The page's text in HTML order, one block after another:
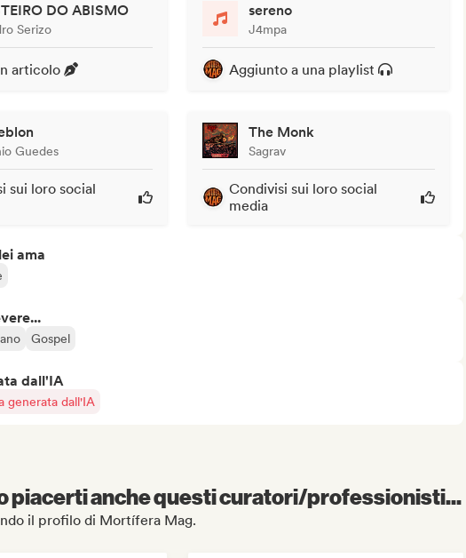
DO ABISMO
Serizo
articolo
sereno
J4mpa
Aggiunto a una playlist
Guedes
sui loro social
The Monk
Sagrav
Condivisi sui loro social
media
ama
Gospel
dall'IA
generata dall'IA
piacerti anche questi curatori/professionisti...
il profilo di Mortífera Mag.